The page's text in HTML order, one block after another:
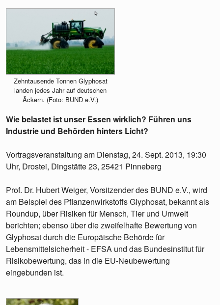
Zehntausende Tonnen Glyphosat
landen jedes Jahr auf deutschen
Äckern. (Foto: BUND e.V.)
Wie belastet ist unser Essen wirklich? Führen uns
Industrie und Behörden hinters Licht?
Vortragsveranstaltung am Dienstag, 24. Sept. 2013, 19:30
Uhr, Drostei, Dingstätte 23, 25421 Pinneberg
Prof. Dr. Hubert Weiger, Vorsitzender des BUND e.V., wird
am Beispiel des Pflanzenwirkstoffs Glyphosat, bekannt als
Roundup, über Risiken für Mensch, Tier und Umwelt
berichten; ebenso über die zweifelhafte Bewertung von
Glyphosat durch die Europäische Behörde für
Lebensmittelsicherheit - EFSA und das Bundesinstitut für
Risikobewertung, das in die EU-Neubewertung
eingebunden ist.